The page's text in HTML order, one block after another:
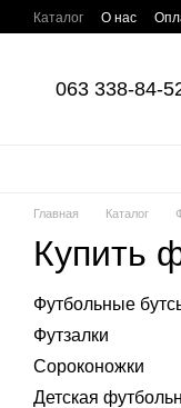
Перейти к основному
Каталог О нас
063 338-84-
Главная Каталог
Купить
Футбольные
Футзалки
Cороконожки
Детская